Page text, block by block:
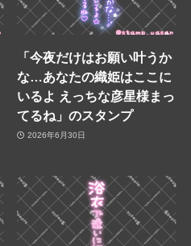
「今夜だけはお願い叶うか
な…あなたの織姫はここに
いるよ えっちな彦星様まっ
てるね」のスタンプ
2026年6月30日